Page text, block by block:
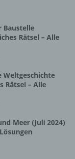
Baustelle
Rätsel – Alle
Weltgeschichte
Rätsel – Alle
Meer (Juli 2024)
die
ist die
Ziel, ihre